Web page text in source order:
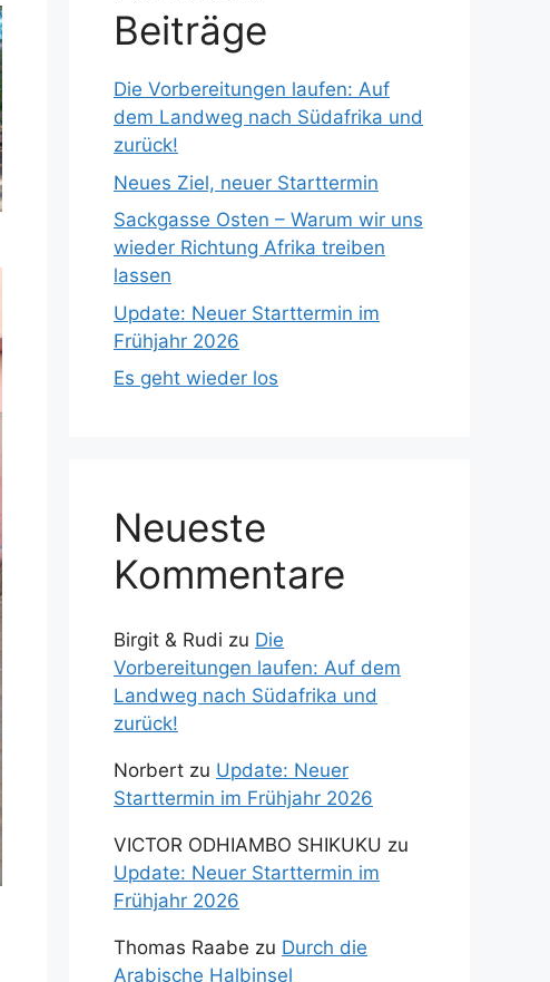
Beiträge
Die Vorbereitungen laufen: Auf
dem Landweg nach Südafrika und
zurück!
Neues Ziel, neuer Starttermin
Sackgasse Osten – Warum wir uns
wieder Richtung Afrika treiben
lassen
Update: Neuer Starttermin im
Frühjahr 2026
Es geht wieder los
Neueste
Kommentare
Birgit & Rudi zu Die
Vorbereitungen laufen: Auf dem
Landweg nach Südafrika und
zurück!
Norbert zu Update: Neuer
Starttermin im Frühjahr 2026
VICTOR ODHIAMBO SHIKUKU zu
Update: Neuer Starttermin im
Frühjahr 2026
Thomas Raabe zu Durch die
Arabische Halbinsel